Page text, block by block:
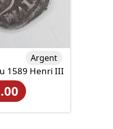
1589 Henri III
Argent